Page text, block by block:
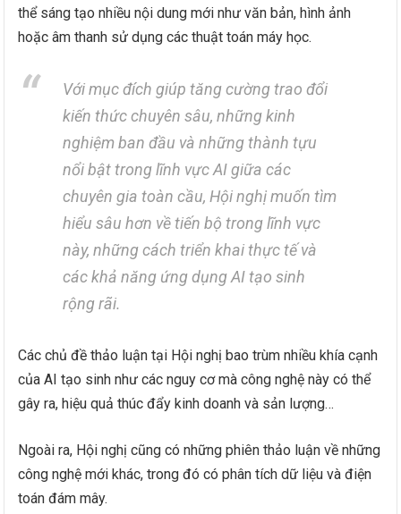
thể sáng tạo nhiều nội dung mới như văn bản, hình ảnh
hoặc âm thanh sử dụng các thuật toán máy học.
Với mục đích giúp tăng cường trao đổi
kiến thức chuyên sâu, những kinh
nghiệm ban đầu và những thành tựu
nổi bật trong lĩnh vực AI giữa các
chuyên gia toàn cầu, Hội nghị muốn tìm
hiểu sâu hơn về tiến bộ trong lĩnh vực
này, những cách triển khai thực tế và
các khả năng ứng dụng AI tạo sinh
rộng rãi.
Các chủ đề thảo luận tại Hội nghị bao trùm nhiều khía cạnh
của AI tạo sinh như các nguy cơ mà công nghệ này có thể
gây ra, hiệu quả thúc đẩy kinh doanh và sản lượng…
Ngoài ra, Hội nghị cũng có những phiên thảo luận về những
công nghệ mới khác, trong đó có phân tích dữ liệu và điện
toán đám mây.